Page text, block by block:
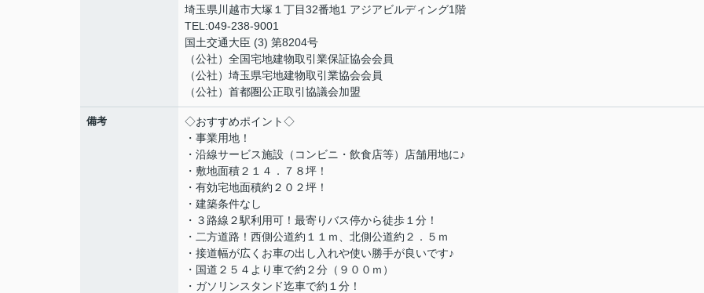
埼玉県川越市大塚１丁目32番地1 アジアビルディング1階
TEL:049-238-9001
国土交通大臣 (3) 第8204号
（公社）全国宅地建物取引業保証協会会員
（公社）埼玉県宅地建物取引業協会会員
（公社）首都圏公正取引協議会加盟
備考
◇おすすめポイント◇
・事業用地！
・沿線サービス施設（コンビニ・飲食店等）店舗用地に♪
・敷地面積２１４．７８坪！
・有効宅地面積約２０２坪！
・建築条件なし
・３路線２駅利用可！最寄りバス停から徒歩１分！
・二方道路！西側公道約１１ｍ、北側公道約２．５ｍ
・接道幅が広くお車の出し入れや使い勝手が良いです♪
・国道２５４より車で約２分（９００ｍ）
・ガソリンスタンド迄車で約１分！